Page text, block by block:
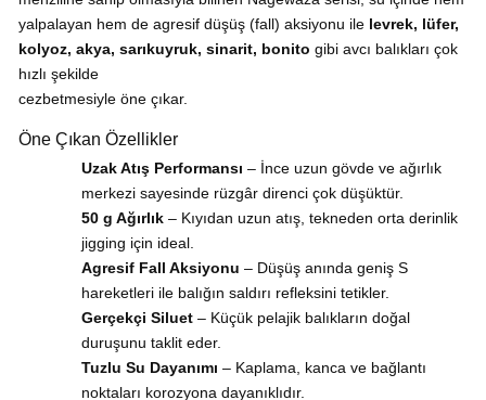
yalpalayan hem de agresif düşüş (fall) aksiyonu ile levrek, lüfer,
kolyoz, akya, sarıkuyruk, sinarit, bonito gibi avcı balıkları çok
hızlı şekilde
cezbetmesiyle öne çıkar.
Öne Çıkan Özellikler
Uzak Atış Performansı – İnce uzun gövde ve ağırlık
merkezi sayesinde rüzgâr direnci çok düşüktür.
50 g Ağırlık– Kıyıdan uzun atış, tekneden orta derinlik
jigging için ideal.
Agresif Fall Aksiyonu – Düşüş anında geniş S
hareketleri ile balığın saldırı refleksini tetikler.
Gerçekçi Siluet– Küçük pelajik balıkların doğal
duruşunu taklit eder.
Tuzlu Su Dayanımı – Kaplama, kanca ve bağlantı
noktaları korozyona dayanıklıdır.